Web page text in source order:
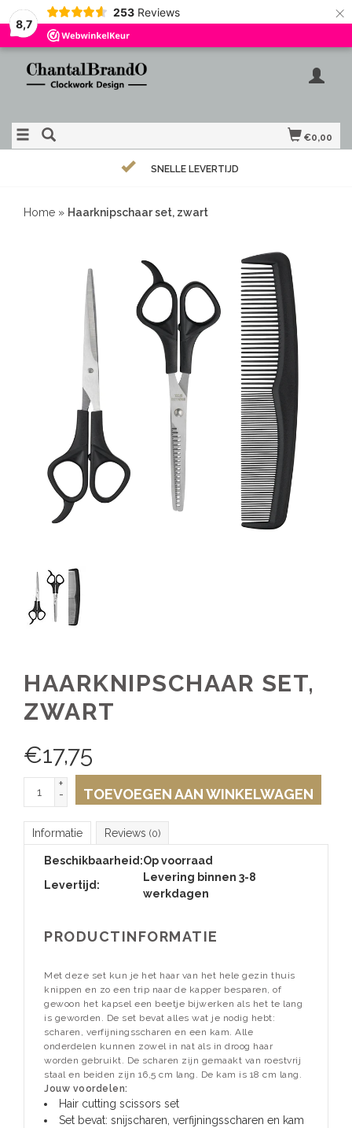
8,7
253 Reviews ×
€0,00
SNELLE LEVERTIJD
Home » Haarknipschaar set, zwart
HAARKNIPSCHAAR SET,
ZWART
€17,75
+
-
TOEVOEGEN AAN WINKELWAGEN
Informatie Reviews (0)
Beschikbaarheid:Op voorraad
Levertijd:
Levering binnen 3-8
werkdagen
PRODUCTINFORMATIE
Met deze set kun je het haar van het hele gezin thuis
knippen en zo een trip naar de kapper besparen, of
gewoon het kapsel een beetje bijwerken als het te lang
is geworden. De set bevat alles wat je nodig hebt:
scharen, verfijningsscharen en een kam. Alle
onderdelen kunnen zowel in nat als in droog haar
worden gebruikt. De scharen zijn gemaakt van roestvrij
staal en beiden zijn 16,5 cm lang. De kam is 18 cm lang.
Jouw voordelen:
Hair cutting scissors set
Set bevat: snijscharen, verfijningsscharen en kam